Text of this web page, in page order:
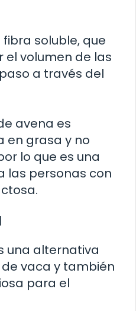
soluble, que
volumen de las
a través del
avena es
en grasa y no
lo que es una
las personas con
una alternativa
vaca y también
para el